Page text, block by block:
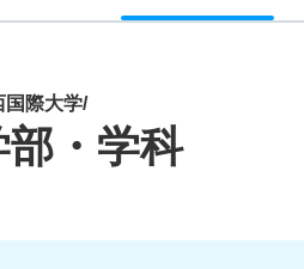
国際大学/
部・学科